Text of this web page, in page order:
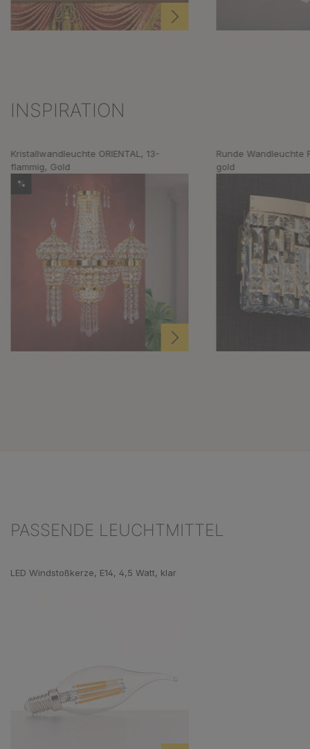
Produktgalerie überspringen
INSPIRATION
Kristallwandleuchte ORIENTAL, 13-
flammig, Gold
%
Runde Wandleuchte
gold
PASSENDE LEUCHTMITTEL
LED Windstoßkerze, E14, 4,5 Watt, klar